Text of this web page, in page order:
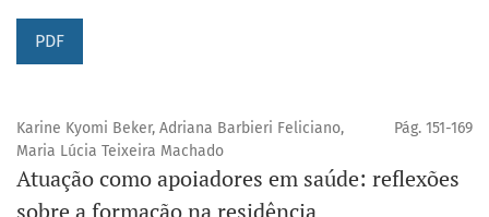
PDF
Karine Kyomi Beker, Adriana Barbieri Feliciano,
Maria Lúcia Teixeira Machado
Pág. 151-169
Atuação como apoiadores em saúde: reflexões
sobre a formação na residência